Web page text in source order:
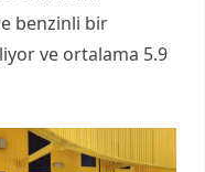
benzinli bir
ve ortalama 5.9